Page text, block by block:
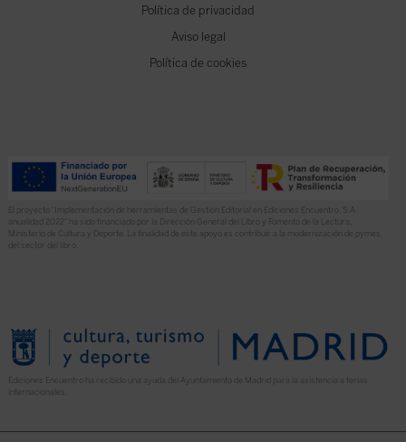
Política de privacidad
Aviso legal
Política de cookies
El proyecto “Implementación de herramientas de Gestión Editorial en Ediciones Encuentro, S.A.
anualidad 2022” ha sido financiado por la Dirección General del Libro y Fomento de la Lectura,
Ministerio de Cultura y Deporte. La finalidad de este apoyo es contribuir a la modernización de pymes
del sector del libro.
Ediciones Encuentro ha recibido una ayuda del Ayuntamiento de Madrid para la asistencia a ferias